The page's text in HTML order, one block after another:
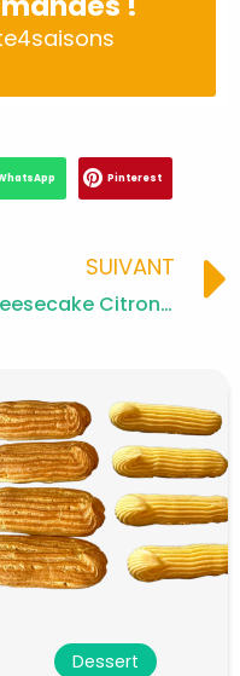
Pinterest
SUIVANT
Cheesecake Citron et Fromage Blanc
Dessert